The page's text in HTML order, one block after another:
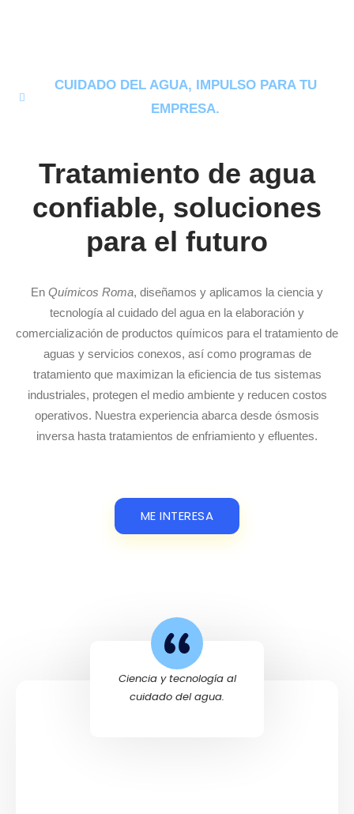
CUIDADO DEL AGUA, IMPULSO PARA TU
EMPRESA.
Tratamiento de agua
confiable, soluciones
para el futuro
En Químicos Roma, diseñamos y aplicamos la ciencia y
tecnología al cuidado del agua en la elaboración y
comercialización de productos químicos para el tratamiento de
aguas y servicios conexos, así como programas de
tratamiento que maximizan la eficiencia de tus sistemas
industriales, protegen el medio ambiente y reducen costos
operativos. Nuestra experiencia abarca desde ósmosis
inversa hasta tratamientos de enfriamiento y efluentes.
ME INTERESA
Ciencia y tecnología al
cuidado del agua.